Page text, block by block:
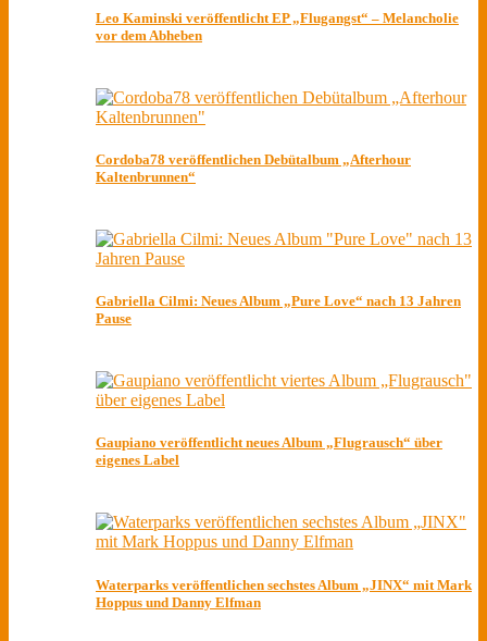
Leo Kaminski veröffentlicht EP „Flugangst“ – Melancholie
vor dem Abheben
Cordoba78 veröffentlichen Debütalbum „Afterhour
Kaltenbrunnen“
Gabriella Cilmi: Neues Album „Pure Love“ nach 13 Jahren
Pause
Gaupiano veröffentlicht neues Album „Flugrausch“ über
eigenes Label
Waterparks veröffentlichen sechstes Album „JINX“ mit Mark
Hoppus und Danny Elfman